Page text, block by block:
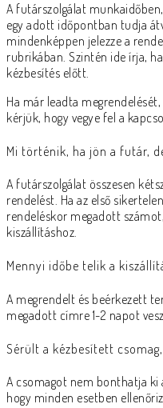
A futárszolgálat
egy adott időpontban tudja
mindenképpen jelezze a
rubrikában. Szintén ide írja,
kézbesítés előtt.
Ha már leadta
kérjük, hogy vegye fel a
Mi történik, ha jön a futár,
A futárszolgálat összesen
rendelést. Ha az első
rendeléskor megadott
kiszállításhoz.
Mennyi időbe telik a
A megrendelt és beérkezett
megadott címre 1-2 napot
Sérült a kézbesített
A csomagot nem bonthatja ki
hogy minden esetben